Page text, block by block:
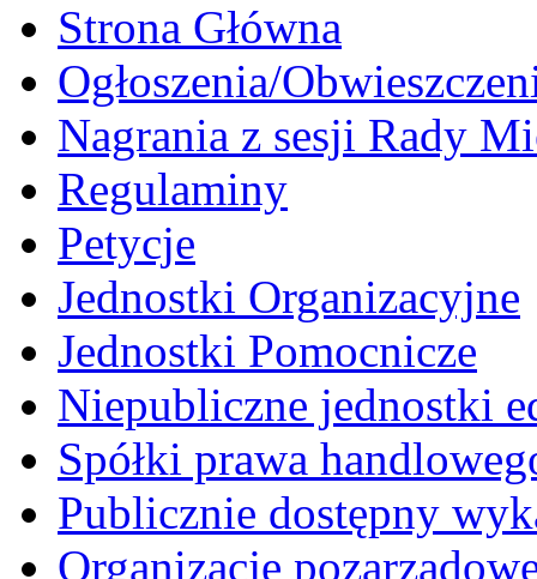
Strona Główna
Ogłoszenia/
Nagrania z sesji Rady
Regulaminy
Petycje
Jednostki Organizacyjne
Jednostki Pomocnicze
Niepubliczne jednostki
Spółki prawa
Publicznie dostępny
Organizacje